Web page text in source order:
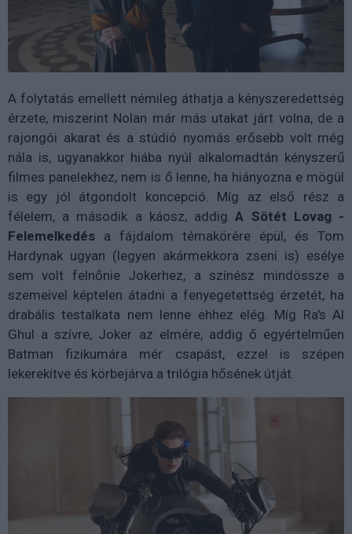
A folytatás emellett némileg áthatja a kényszeredettség
érzete, miszerint Nolan már más utakat járt volna, de a
rajongói akarat és a stúdió nyomás erősebb volt még
nála is, ugyanakkor hiába nyúl alkalomadtán kényszerű
filmes panelekhez, nem is ő lenne, ha hiányozna e mögül
is egy jól átgondolt koncepció. Míg az első rész a
félelem, a második a káosz, addigA Sötét Lovag -
Felemelkedés a fájdalom témakörére épül, és Tom
Hardynak ugyan (legyen akármekkora zseni is) esélye
sem volt felnőnie Jokerhez, a színész mindössze a
szemeivel képtelen átadni a fenyegetettség érzetét, ha
drabális testalkata nem lenne ehhez elég. Míg Ra's Al
Ghul a szívre, Joker az elmére, addig ő egyértelműen
Batman fizikumára mér csapást, ezzel is szépen
lekerekítve és körbejárva a trilógia hősének útját.